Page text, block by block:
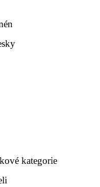
kategorie